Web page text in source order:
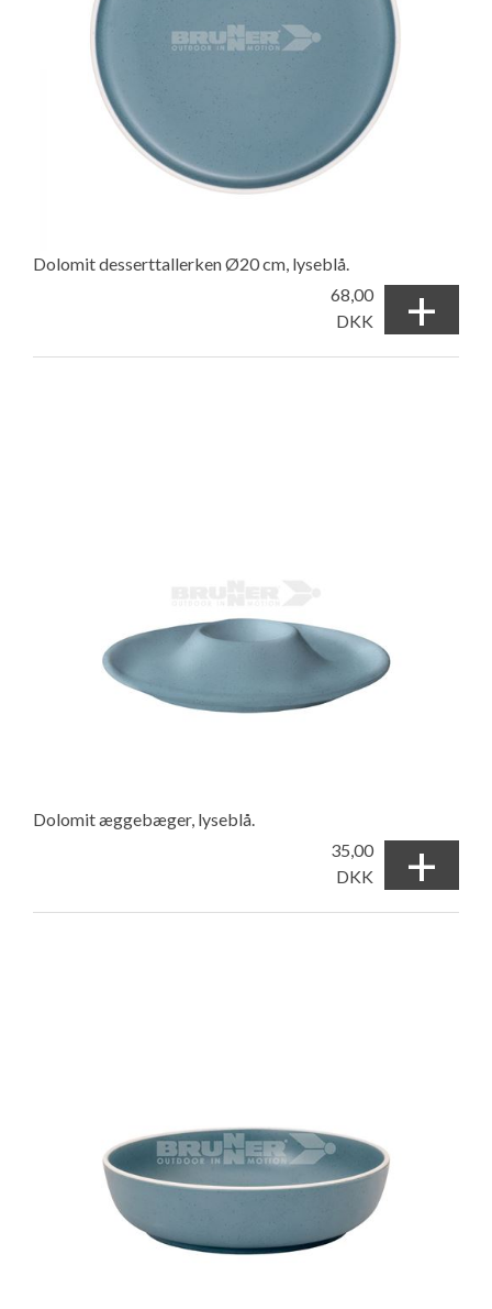
Dolomit desserttallerken Ø20 cm, lyseblå.
68,00
DKK
+
Dolomit æggebæger, lyseblå.
35,00
DKK
+